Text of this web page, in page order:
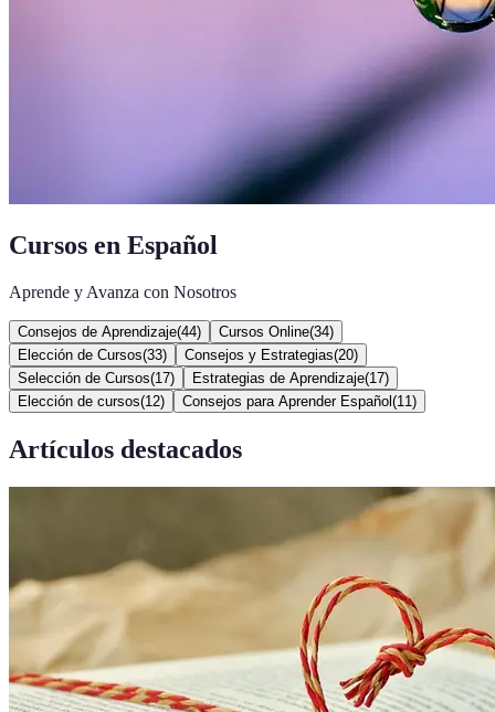
Cursos en Español
Aprende y Avanza con Nosotros
Consejos de Aprendizaje(44) Cursos Online(34)
Elección de Cursos(33) Consejos y Estrategias(20)
Selección de Cursos(17) Estrategias de Aprendizaje(17)
Elección de cursos(12) Consejos para Aprender Español (11 )
Artículos destacados